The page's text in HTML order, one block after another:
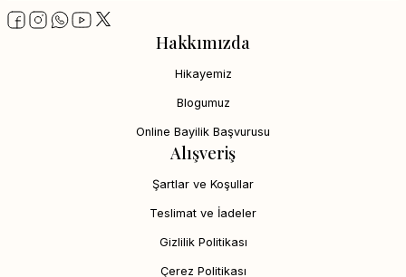
Hakkımızda
Hikayemiz
Blogumuz
Online Bayilik Başvurusu
Alışveriş
Şartlar ve Koşullar
Teslimat ve İadeler
Gizlilik Politikası
Çerez Politikası